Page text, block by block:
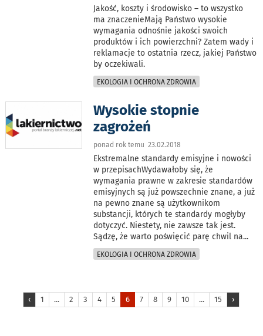
Jakość, koszty i środowisko – to wszystko
ma znaczenieMają Państwo wysokie
wymagania odnośnie jakości swoich
produktów i ich powierzchni? Zatem wady i
reklamacje to ostatnia rzecz, jakiej Państwo
by oczekiwali.
EKOLOGIA I OCHRONA ZDROWIA
Wysokie stopnie
zagrożeń
ponad rok temu 23.02.2018
Ekstremalne standardy emisyjne i nowości
w przepisachWydawałoby się, że
wymagania prawne w zakresie standardów
emisyjnych są już powszechnie znane, a już
na pewno znane są użytkownikom
substancji, których te standardy mogłyby
dotyczyć. Niestety, nie zawsze tak jest.
Sądzę, że warto poświęcić parę chwil na...
EKOLOGIA I OCHRONA ZDROWIA
‹ 1 ... 2 3 4 5 6 7 8 9 10 ... 15 ›